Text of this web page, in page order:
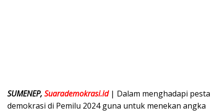
SUMENEP, Suarademokrasi.id| Dalam menghadapi pesta
demokrasi di Pemilu 2024 guna untuk menekan angka